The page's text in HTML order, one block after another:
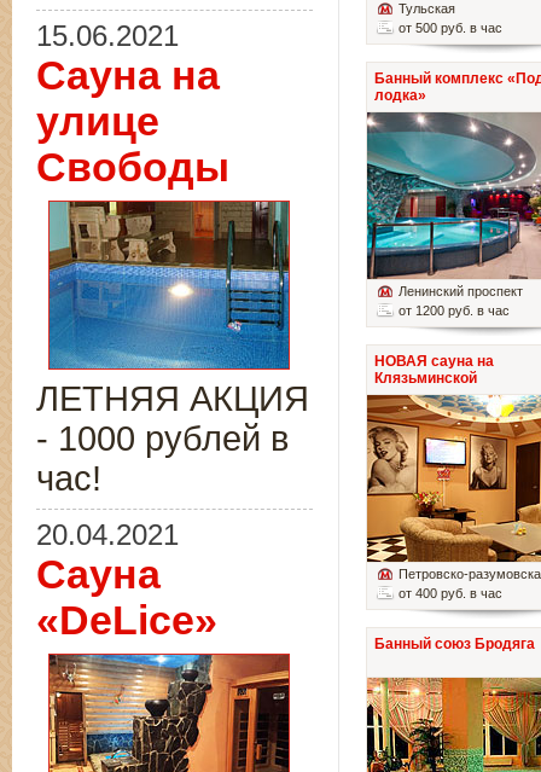
Тульская
от 500 руб. в час
Банный комплекс
лодка»
Ленинский проспект
от 1200 руб. в час
НОВАЯ сауна на
Клязьминской
Петровско-
от 400 руб. в час
Банный союз Бродяга
15.06.2021
Сауна на
улице
Свободы
ЛЕТНЯЯ АКЦИЯ
- 1000 рублей в
час!
20.04.2021
Сауна
«DeLice»